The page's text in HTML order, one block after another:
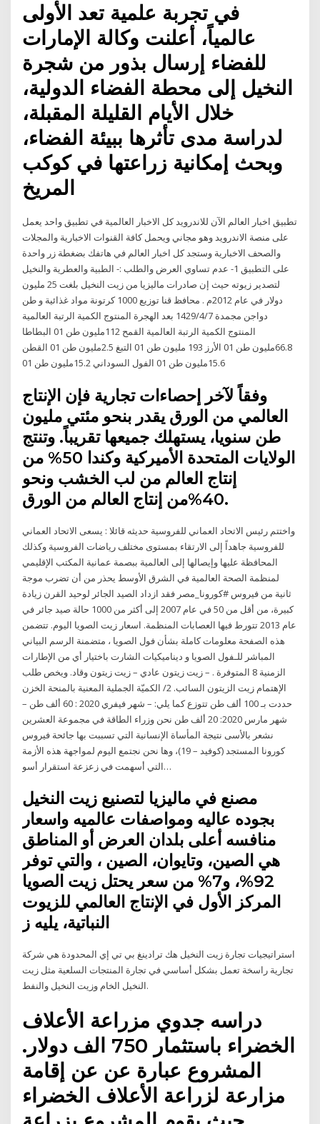
في تجربة علمية تعد الأولى
عالمياً، أعلنت وكالة الإمارات
للفضاء إرسال بذور من شجرة
النخيل إلى محطة الفضاء الدولية،
خلال الأيام القليلة المقبلة،
لدراسة مدى تأثرها ببيئة الفضاء،
وبحث إمكانية زراعتها في كوكب
المريخ
تطبيق اخبار العالم الآن للاندرويد كل الاخبار العالمية في تطبيق واحد يعمل
على منصة الاندرويد وهو مجاني ويحمل كافة القنوات الاخبارية والمجلات
والصحف الاخبارية وستجد كل اخبار العالم في هاتفك بضغطة زر واحدة
على التطبيق 1- عدم تساوي العرض والطلب :- الطبية والعطرية والنخيل
لتصدير زيوته حيث إن صادرات ماليزيا من زيت النخيل بلغت 25 مليون
دولار في عام 2012م . محافظ قنا توزيع 1000 كرتونة مواد غذائية و طن
دواجن مجمدة 7‏‏/4‏‏/1429 بعد الهجرة المنتوج الكمية الرتبة العالمية
المنتوج الكمية الرتبة العالمية القمح 112مليون طن 01 البطاطا
66.8مليون طن 01 الأرز 193 مليون طن 01 التبغ 2.5مليون طن 01 القطن
15.6مليون طن 01 الفول السوداني 15.2مليون طن 01
وفقاً لآخر إحصاءات تجارية فإن الإنتاج
العالمي من الورق يقدر بنحو مئتي مليون
طن سنويا، يستهلك جميعها تقريباً. وتنتج
الولايات المتحدة الأميركية وكندا 50% من
إنتاج العالم من لب الخشب ونحو
40%من إنتاج العالم من الورق.
واختتم رئيس الاتحاد العماني للفروسية حديثه قائلا : يسعى الاتحاد العماني
للفروسية جاهداً إلى الارتقاء بمستوى مختلف رياضات الفروسية وكذلك
المحافظة عليها وإيصالها إلى العالمية ببصمة عمانية المكتب الإقليمي
لمنظمة الصحة العالمية في الشرق الأوسط يحذر من أن تضرب موجة
ثانية من فيروس #كورونا_مصر فقد ازداد الصيد الجائر لوحيد القرن زيادة
كبيرة، من أقل من 50 في عام 2007 إلى أكثر من 1000 حالة صيد جائر في
عام 2013 تتورط فيها العصابات المنظمة. اسعار زيت الصويا اليوم. تتضمن
هذه الصفحة معلومات كاملة بشأن فول الصويا ، متضمنة الرسم البياني
المباشر للـفول الصويا و ديناميكيات الشارت باختيار أي من الإطارات
الزمنية 8 المتوفرة . – زيت زيتون عادي – زيت زيتون وقاد. ويخص طلب
الإهتمام زيت الزيتون السائب. 2/ الكميّة الجملية المعنية بالمنحة الخزن
حددت بـ 100 ألف طن تتوزع كما يلي: – شهر فيفري 2020 : 60 ألف طن –
شهر مارس 2020: 20 ألف طن نحن وزراء الطاقة في مجموعة العشرين
نشعر بالأسى نتيجة المأساة الإنسانية التي تسببت بها جائحة فيروس
كورونا المستجد (كوفيد – 19)، وها نحن نجتمع اليوم لمواجهة هذه الأزمة
التي أسهمت في زعزعة استقرار أسو…
مصنع في ماليزيا لتصنيع زيت النخيل
بجوده عاليه ومواصفات عالميه واسعار
منافسه أعلى بلدان العرض أو المناطق
هي الصين، وتايوان، الصين ، والتي توفر
92%، و7% من سعر يحتل زيت الصويا
المركز الأول في الإنتاج العالمي للزيوت
النباتية، يليه ز
استراتيجيات تجارة زيت النخيل هك ترادينغ بي تي إي المحدودة هي شركة
تجارية راسخة تعمل بشكل أساسي في تجارة المنتجات السلعية مثل زيت
النخيل الخام وزيت النخيل والنفط.
دراسه جدوي مزراعة الأعلاف
الخضراء باستثمار 750 الف دولار.
المشروع عبارة عن عن إقامة
مزارعة لزراعة الأعلاف الخضراء